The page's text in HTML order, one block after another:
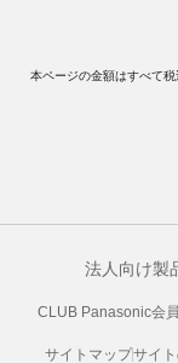
本ページの金額はすべて税
法人向け製
CLUB Panasonic会
サイトマップサイ